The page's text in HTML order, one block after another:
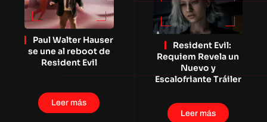
Paul Walter Hauser
se une al reboot de
Resident Evil
Leer más
Resident Evil:
Requiem Revela un
Nuevo y
Escalofriante Tráiler
Leer más